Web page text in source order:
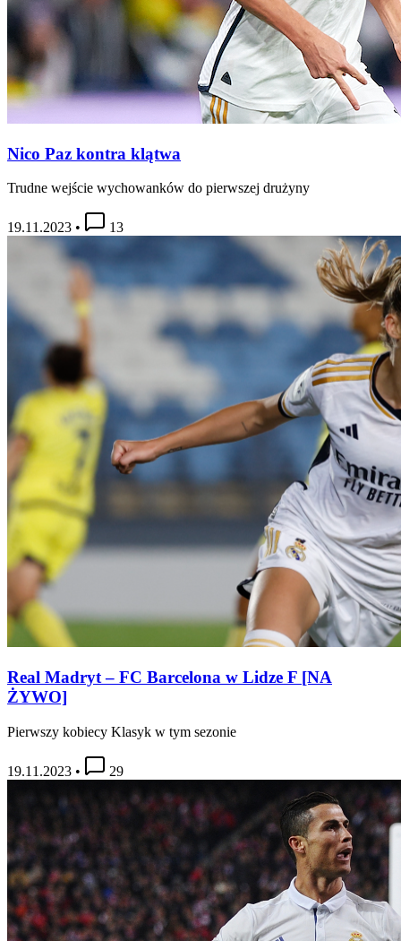
Nico Paz kontra klątwa
Trudne wejście wychowanków do pierwszej drużyny
19.11.2023 • 13
Real Madryt – FC Barcelona w Lidze F [NA
ŻYWO]
Pierwszy kobiecy Klasyk w tym sezonie
19.11.2023 • 29